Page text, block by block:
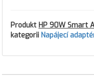
Produkt HP 90W Smart
kategorii Napájecí